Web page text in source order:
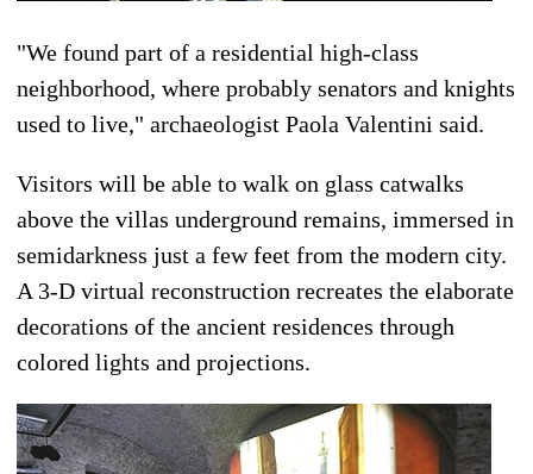
"We found part of a residential high-class
neighborhood, where probably senators and knights
used to live," archaeologist Paola Valentini said.
Visitors will be able to walk on glass catwalks
above the villas underground remains, immersed in
semidarkness just a few feet from the modern city.
A 3-D virtual reconstruction recreates the elaborate
decorations of the ancient residences through
colored lights and projections.